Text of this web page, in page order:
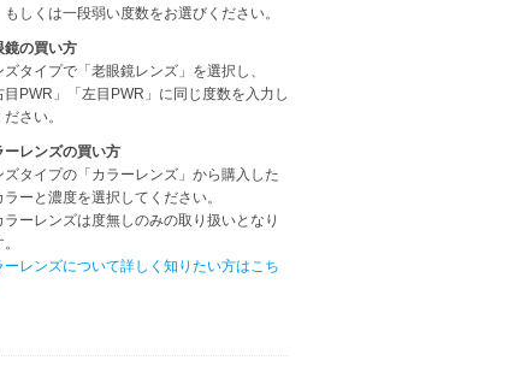
もしくは一段弱い度数をお選びください。
鏡の買い方
ズタイプで「老眼鏡レンズ」を選択し、
目PWR」「左目PWR」に同じ度数を入力し
さい。
ーレンズの買い方
ズタイプの「カラーレンズ」から購入した
ラーと濃度を選択してください。
ーレンズは度無しのみの取り扱いとなり
ーレンズについて詳しく知りたい方はこち